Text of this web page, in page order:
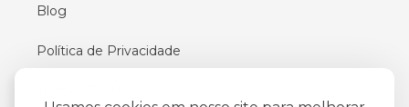
Blog
Política de Privacidade